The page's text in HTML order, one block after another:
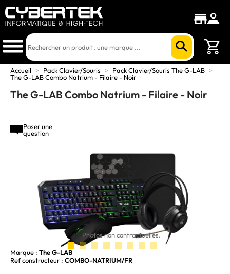
Accueil > Pack Clavier/Souris > Pack Clavier/Souris The G-LAB >
The G-LAB Combo Natrium - Filaire - Noir
The G-LAB Combo Natrium - Filaire - Noir
Poser une
question
Photos non contractuelles.
Marque : The G-LAB
Ref constructeur : COMBO-NATRIUM/FR